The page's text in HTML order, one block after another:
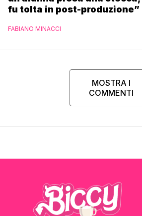
fu tolta in post-produzione”
FABIANO MINACCI
MOSTRA I
COMMENTI